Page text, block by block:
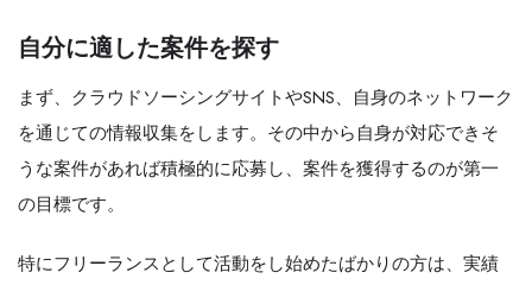
自分に適した案件を探す
まず、クラウドソーシングサイトやSNS、自身のネットワーク
を通じての情報収集をします。その中から自身が対応できそ
うな案件があれば積極的に応募し、案件を獲得するのが第一
の目標です。
特にフリーランスとして活動をし始めたばかりの方は、実績